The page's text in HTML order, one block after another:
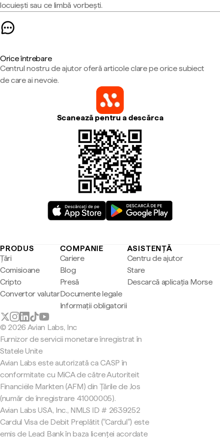
locuiești sau ce limbă vorbești.
Orice întrebare
Centrul nostru de ajutor oferă articole clare pe orice subiect
de care ai nevoie.
Scanează pentru a descărca
PRODUS
Țări
Comisioane
Cripto
Convertor valutar
COMPANIE
Cariere
Blog
Presă
Documente legale
Informații obligatorii
ASISTENȚĂ
Centru de ajutor
Stare
Descarcă aplicația Morse
© 2026 Avian Labs, Inc
Furnizor de servicii monetare înregistrat în
Statele Unite
Avian Labs este autorizată ca CASP în
conformitate cu MiCA de către Autoriteit
Financiële Markten (AFM) din Țările de Jos
(număr de înregistrare 41000005).
Avian Labs USA, Inc., NMLS ID # 2639252
Cardul Visa de Debit Preplătit ("Cardul") este
emis de Lead Bank în baza licenței acordate